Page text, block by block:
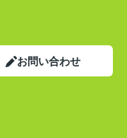
お問い合わせ